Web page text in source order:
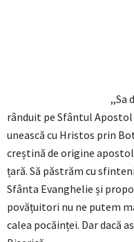
,,Sa
rânduit pe Sfântul Apostol
unească cu Hristos prin
creștină de origine
țară. Să păstrăm cu
Sfânta Evanghelie și
povățuitori nu ne putem
calea pocăinței. Dar dacă